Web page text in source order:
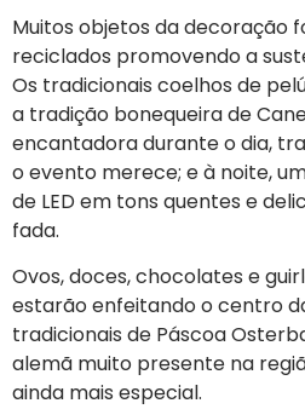
Muitos objetos da decoração
reciclados promovendo a
Os tradicionais coelhos de
a tradição bonequeira de
encantadora durante o dia,
o evento merece; e à noite,
de LED em tons quentes e
fada.
Ovos, doces, chocolates e
estarão enfeitando o centro
tradicionais de Páscoa
alemã muito presente na
ainda mais especial.